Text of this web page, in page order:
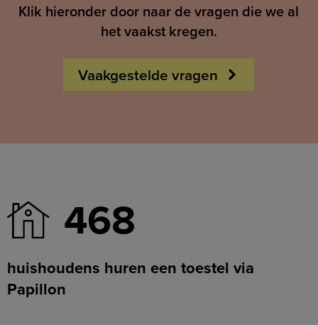
Klik hieronder door naar de vragen die we al
het vaakst kregen.
Vaakgestelde vragen
468
huishoudens huren een toestel via
Papillon